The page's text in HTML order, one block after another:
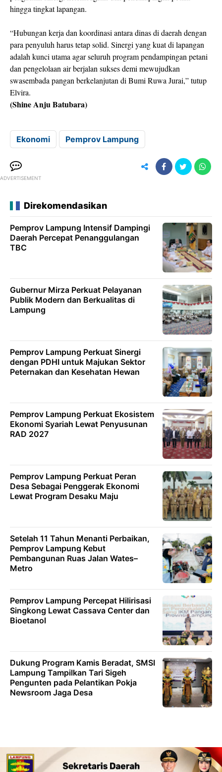
hingga tingkat lapangan.
“Hubungan kerja dan koordinasi antara dinas di daerah dengan
para penyuluh harus tetap solid. Sinergi yang kuat di lapangan
adalah kunci utama agar seluruh program pendampingan petani
dan pengelolaan air berjalan sukses demi mewujudkan
swasembada pangan berkelanjutan di Bumi Ruwa Jurai,” tutup
Elvira.
(Shine Anju Batubara)
Ekonomi Pemprov Lampung
ADVERTISEMENT
Direkomendasikan
Pemprov Lampung Intensif Dampingi
Daerah Percepat Penanggulangan
TBC
Gubernur Mirza Perkuat Pelayanan
Publik Modern dan Berkualitas di
Lampung
Pemprov Lampung Perkuat Sinergi
dengan PDHI untuk Majukan Sektor
Peternakan dan Kesehatan Hewan
Pemprov Lampung Perkuat Ekosistem
Ekonomi Syariah Lewat Penyusunan
RAD 2027
Pemprov Lampung Perkuat Peran
Desa Sebagai Penggerak Ekonomi
Lewat Program Desaku Maju
Setelah 11 Tahun Menanti Perbaikan,
Pemprov Lampung Kebut
Pembangunan Ruas Jalan Wates–
Metro
Pemprov Lampung Percepat Hilirisasi
Singkong Lewat Cassava Center dan
Bioetanol
Dukung Program Kamis Beradat, SMSI
Lampung Tampilkan Tari Sigeh
Pengunten pada Pelantikan Pokja
Newsroom Jaga Desa